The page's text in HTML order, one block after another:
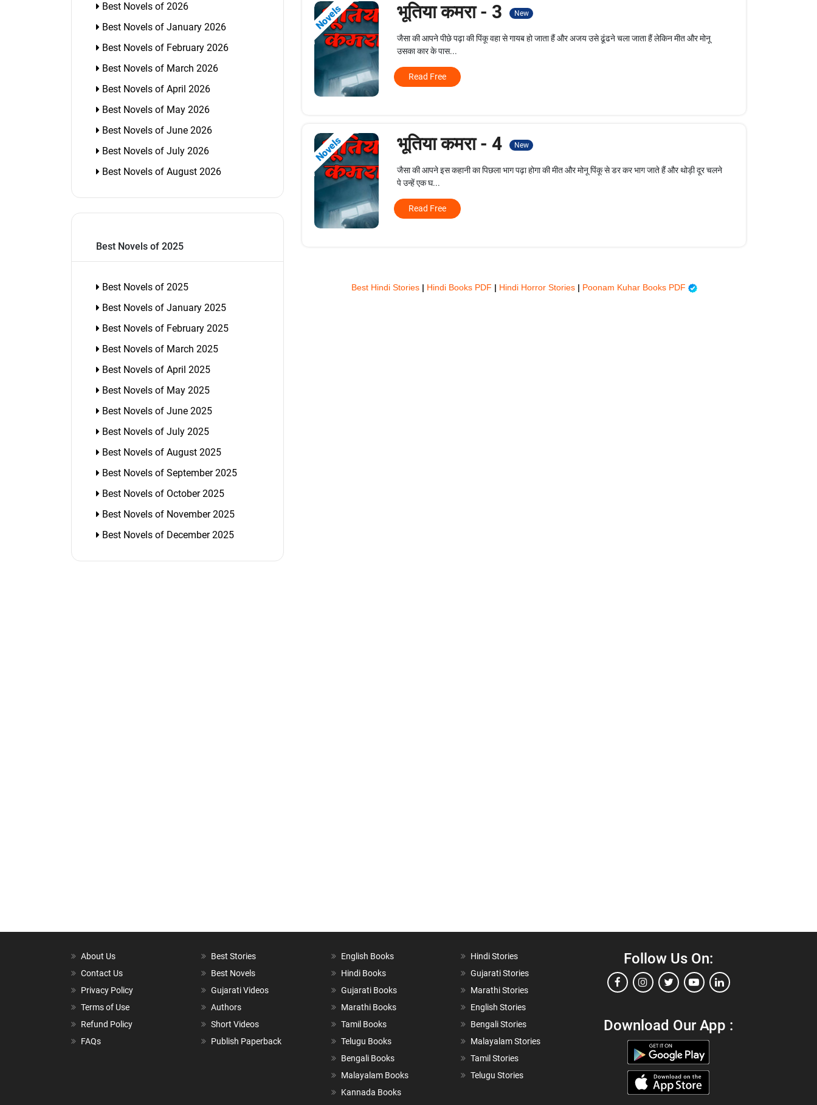
Best Novels of 2026
Best Novels of January 2026
Best Novels of February 2026
Best Novels of March 2026
Best Novels of April 2026
Best Novels of May 2026
Best Novels of June 2026
Best Novels of July 2026
Best Novels of August 2026
Best Novels of 2025
Best Novels of 2025
Best Novels of January 2025
Best Novels of February 2025
Best Novels of March 2025
Best Novels of April 2025
Best Novels of May 2025
Best Novels of June 2025
Best Novels of July 2025
Best Novels of August 2025
Best Novels of September 2025
Best Novels of October 2025
Best Novels of November 2025
Best Novels of December 2025
Novels भूतिया कमरा - 3 New
जैसा की आपने पीछे पढ़ा की पिंकू वहा से गायब हो जाता हैं और अजय उसे ढूंढने चला जाता हैं लेकिन मीत और मोनू
उसका कार के पास...
Read Free
Novels भूतिया कमरा - 4 New
जैसा की आपने इस कहानी का पिछला भाग पढ़ा होगा की मीत और मोनू पिंकू से डर कर भाग जाते हैं और थोड़ी दूर चलने
पे उन्हें एक घ...
Read Free
Best Hindi Stories | Hindi Books PDF | Hindi Horror Stories | Poonam Kuhar Books PDF
About Us
Contact Us
Privacy Policy
Terms of Use
Refund Policy
FAQs
Best Stories
Best Novels
Gujarati Videos
Authors
Short Videos
Publish Paperback
English Books
Hindi Books
Gujarati Books
Marathi Books
Tamil Books
Telugu Books
Bengali Books
Malayalam Books
Kannada Books
Hindi Stories
Gujarati Stories
Marathi Stories
English Stories
Bengali Stories
Malayalam Stories
Tamil Stories
Telugu Stories
Follow Us On:
Download Our App :